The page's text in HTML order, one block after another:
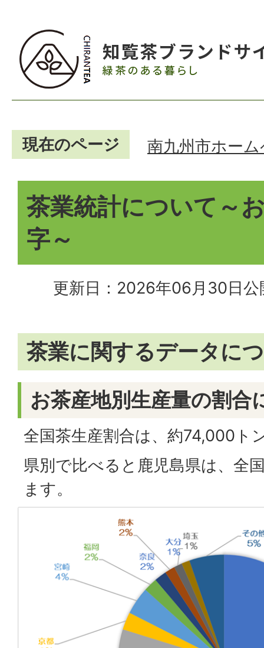
現在のページ 南九州市ホー
茶業統計について～
字～
更新日：2026年06月30日公
茶業に関するデータに
お茶産地別生産量の割合
全国茶生産割合は、約74,000ト
県別で比べると鹿児島県は、全
ます。